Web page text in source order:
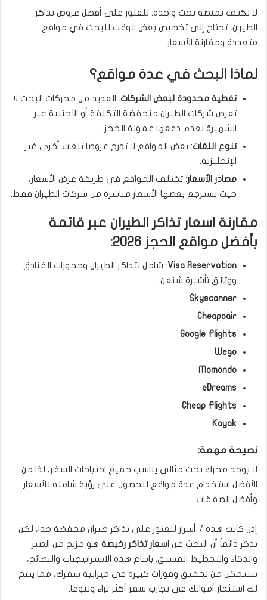
لا تكتف بمنصة بحث واحدة: للعثور على أفضل عروض تذاكر
الطيران، تحتاج إلى تخصيص بعض الوقت للبحث في مواقع
متعددة ومقارنة الأسعار.
لماذا البحث في عدة مواقع؟
تغطية محدودة لبعض الشركات: العديد من محركات البحث لا
تعرض شركات الطيران منخفضة التكلفة أو الأجنبية غير
الشهيرة لعدم دفعها عمولة الحجز.
تنوع اللغات: بعض المواقع لا تدرج عروضا بلغات أخرى غير
الإنجليزية.
مصادر الأسعار: تختلف المواقع في طريقة عرض الأسعار،
حيث يسترجع بعضها الأسعار مباشرة من شركات الطيران فقط.
مقارنة اسعار تذاكر الطيران عبر قائمة
بأفضل مواقع الحجز 2026:
Visa Reservation: شامل لتذاكر الطيران وحجوزات الفنادق
ووثائق تأشيرة شنغن.
Skyscanner
Cheapoair
Google Flights
Wego
Momondo
eDreams
Cheap Flights
Kayak
نصيحة مهمة:
لا يوجد محرك بحث مثالي يناسب جميع احتياجات السفر، لذا من
الأفضل استخدام عدة مواقع للحصول على رؤية شاملة للأسعار
وأفضل الصفقات
إذن كانت هذه 7 أسرار للعثور على تذاكر طيران مخفضة جدا، لكن
تذكر دائماً أن البحث عن اسعار تذاكر رخيصة هو مزيج من الصبر
والذكاء والتخطيط المسبق. باتباع هذه الاستراتيجيات والنصائح،
ستتمكن من تحقيق وفورات كبيرة في ميزانية سفرك، مما يتيح
لك استثمار أموالك في تجارب سفر أكثر ثراء وتنوعا.